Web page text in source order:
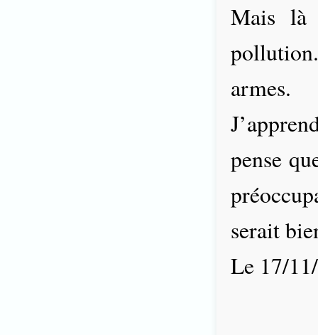
Mais là
armes.
pense
serait
Le 17/